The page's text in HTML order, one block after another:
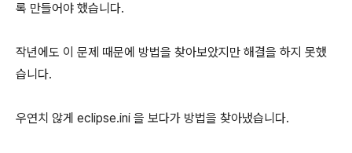
록 만들어야 했습니다.
작년에도 이 문제 때문에 방법을 찾아보았지만 해결을 하지 못했
습니다.
우연치 않게 eclipse.ini 을 보다가 방법을 찾아냈습니다.